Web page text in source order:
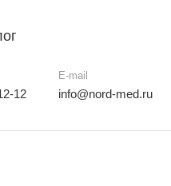
12
E-mail
info@nord-med.ru